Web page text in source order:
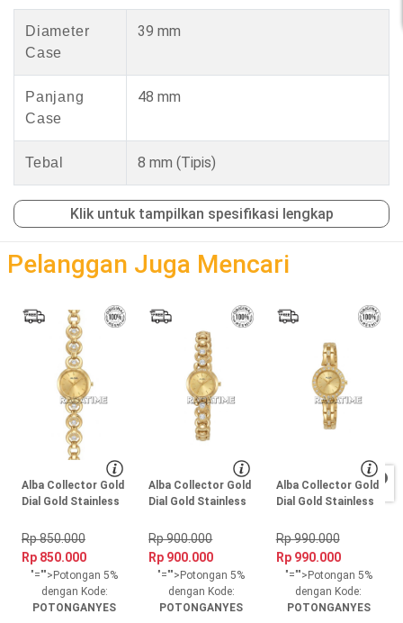
Diameter
Case
39 mm
Panjang
Case
48 mm
Tebal 8 mm (Tipis)
Klik untuk tampilkan spesifikasi lengkap
Pelanggan Juga Mencari
Alba Collector Gold
Dial Gold Stainless
Rp 850.000
Rp 850.000
"="">Potongan 5%
dengan Kode:
POTONGANYES
Alba Collector Gold
Dial Gold Stainless
Rp 900.000
Rp 900.000
"="">Potongan 5%
dengan Kode:
POTONGANYES
Alba Collector Gold
Dial Gold Stainless
Rp 990.000
Rp 990.000
"="">Potongan 5%
dengan Kode:
POTONGANYES